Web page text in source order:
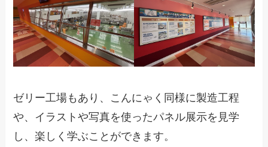
ゼリー工場もあり、こんにゃく同様に製造工程
や、イラストや写真を使ったパネル展示を見学
し、楽しく学ぶことができます。